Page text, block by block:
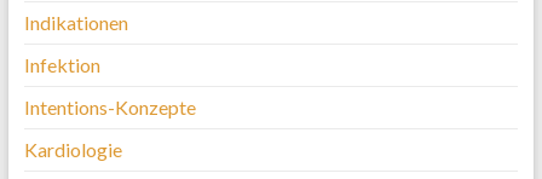
Indikationen
Infektion
Intentions-Konzepte
Kardiologie